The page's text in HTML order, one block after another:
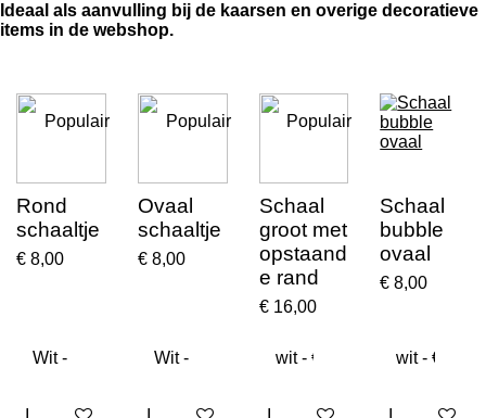
Ideaal als aanvulling bij de kaarsen en overige decoratieve
items in de webshop.
Populair
Rond
schaaltje
€ 8,00
Populair
Ovaal
schaaltje
€ 8,00
Populair
Schaal
groot met
opstaand
e rand
€ 16,00
Schaal
bubble
ovaal
€ 8,00